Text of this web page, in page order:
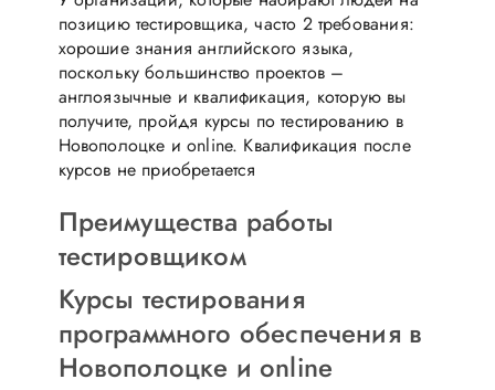
позицию тестировщика, часто 2 требования:
хорошие знания английского языка,
поскольку большинство проектов –
англоязычные и квалификация, которую вы
получите, пройдя курсы по тестированию в
Новополоцке и online. Квалификация после
курсов не приобретается
Преимущества работы
тестировщиком
Курсы тестирования
программного обеспечения в
Новополоцке и online